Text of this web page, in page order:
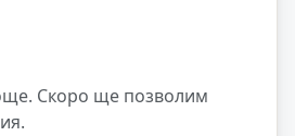
Скоро ще позволим